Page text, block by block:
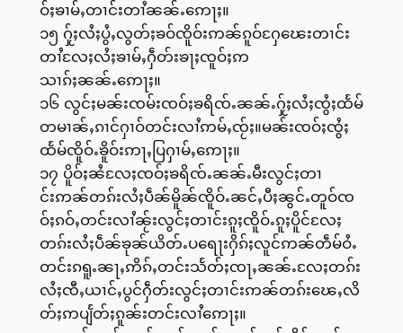
ဝ်ႈၶၢမ်ႇတၢင်းတၢႆၼၼ်ႉဢေႃႈ။
၁၅ ႁႂ်ႈလႆႈပွႆႇလွတ်ႈၶဝ်ၸိူဝ်းဢၼ်ၵူဝ်ႁႄၽေးတၢင်း
တၢႆလႄႈလႆႈၶၢမ်ႇႁဵတ်းၶႃႈၸူဝ်ႈဢ
သၢၵ်ႈၼၼ်ႉဢေႃႈ။
၁၆ လွင်ႈမၼ်းၸမ်းၸဝ်ႈၶရိၸ်ႉၼၼ်ႉႁႂ်ႈလႆႈၸွႆႈထႅမ်
တမၢၼ်ႇၵၢင်ႁၢဝ်တင်းလၢႆဢမ်ႇၸႂ်ႈ။မၼ်းၸဝ်ႈၸွႆႈ
ထႅမ်ၸိူဝ်ႉၶိူဝ်းဢႃႇပြႁၢမ်ႇဢေႃႈ။
၁၇ ပိူဝ်ႈၼႆလႄႈၸဝ်ႈၶရိၸ်ႉၼၼ်ႉမီးလွင်ႈတၢ
င်းဢၼ်တၵ်းလႆႈပဵၼ်မိူၼ်ၸိူဝ်ႉၼင်ႇပီႈၼွင်ႉတူဝ်ၸ
ဝ်ႈၵဝ်ႇတင်းလၢႆၼႂ်းလွင်ႈတၢင်းၵူႈၸိူဝ်ႉၵူႈပိူင်လႄႈ
တၵ်းလႆႈပဵၼ်ၶုၼ်ယိတ်ႉပရေႃးႁိၵ်ႈလူင်ဢၼ်တဵမ်ဝႆႉ
တင်းၵရူႉၼႃႇဢိၵ်ႇတင်းသႅတ်ႈၸႃႇၼၼ်ႉလႄႈတၵ်း
လႆႈၸီႇယၢင်ႇပွင်ႁဵတ်းလွင်ႈတၢင်းဢၼ်တၵ်းၽေႇလိ
တ်ႈဢပျႅတ်ႈၵူၼ်းတင်းလၢႆဢေႃႈ။